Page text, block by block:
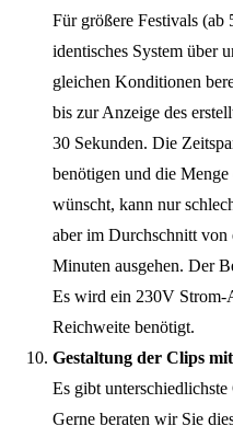
Für größere Festivals (ab
identisches System über
gleichen Konditionen
bis zur Anzeige des
30 Sekunden. Die
benötigen und die
wünscht, kann nur
aber im Durchschnitt von
Minuten ausgehen. Der
Es wird ein 230V Strom-
Reichweite benötigt.
Gestaltung der Clips
Es gibt
Gerne beraten wir Sie